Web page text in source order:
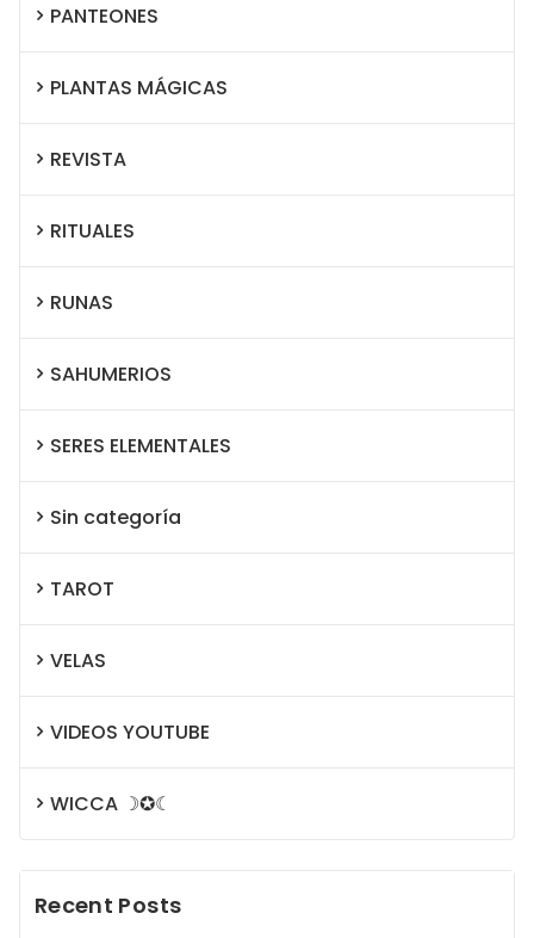
PANTEONES
PLANTAS MÁGICAS
REVISTA
RITUALES
RUNAS
SAHUMERIOS
SERES ELEMENTALES
Sin categoría
TAROT
VELAS
VIDEOS YOUTUBE
WICCA ☽✪☾
Recent Posts